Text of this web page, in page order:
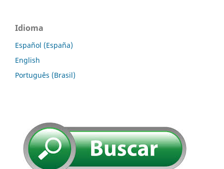
Idioma
Español (España)
English
Português (Brasil)